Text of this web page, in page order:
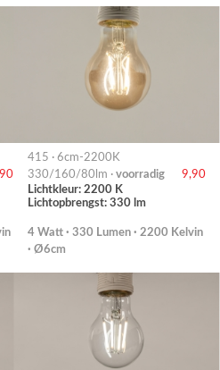
415 · 6cm-2200K
330/160/80lm · voorradig
9,90
Lichtkleur: 2200 K
Lichtopbrengst: 330 lm
4 Watt · 330 Lumen · 2200 Kelvin
· Ø6cm